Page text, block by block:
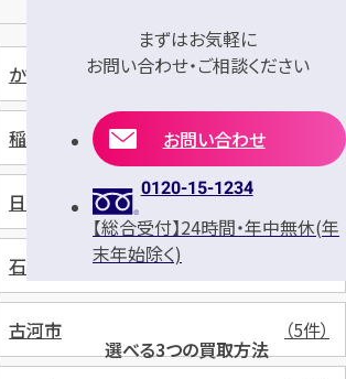
かすみがうら市 （1件）
稲敷市
日立市
石岡市
古河市 （5件）
まずはお気軽に
お問い合わせ・ご相談ください
お問い合わせ
0120-15-1234
【総合受付】24時間・年中無休(年
末年始除く)
選べる3つの買取方法